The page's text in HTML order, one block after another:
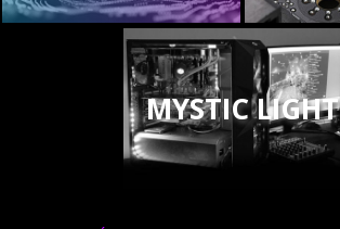
MYSTIC LIGHT